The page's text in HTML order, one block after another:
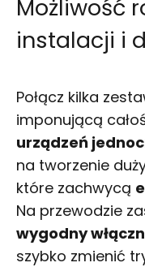
Możliwość
instalacji i
Połącz kilka
imponującą
urządzeń
na tworzenie
które zachwycą
Na przewodzie
wygodny
szybko zmienić